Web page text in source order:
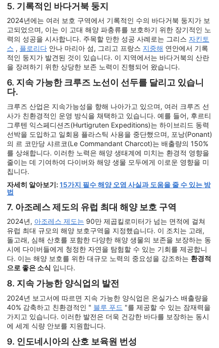
5. 기록적인 바다거북 둥지
2024년에는 여러 보호 구역에서 기록적인 수의 바다거북 둥지가 보
고되었으며, 이는 이 고대 해양 파충류를 보호하기 위한 장기적인 노
력의 성공을 시사합니다. 주목할 만한 성공 사례로는 그리스 자킨토
스 , 플로리다 안나 마리아 섬, 그리고 프랑스 지중해 연안에서 기록
적인 둥지가 발견된 것이 있습니다. 이 지역에서는 바다거북의 산란
을 장려하기 위한 상당한 보존 노력이 진행되어 왔습니다.
6. 지속 가능한 크루즈 노선이 선두를 달리고 있습니
다.
크루즈 산업은 지속가능성을 향해 나아가고 있으며, 여러 크루즈 선
사가 친환경적인 운영 방식을 채택하고 있습니다. 예를 들어, 후르티
그루텐 익스페디션즈(Hurtigruten Expeditions)는 하이브리드 동력
선박을 도입하고 일회용 플라스틱 사용을 중단했으며, 포낭(Ponant)
의 르 코만당 샤르코(Le Commandant Charcot)는 배출량의 150%
를 상쇄합니다. 이러한 노력은 해양 생태계에 미치는 환경적 영향을
줄이는 데 기여하여 다이버와 해양 생물 모두에게 이로운 영향을 미
칩니다.
자세히 알아보기: 15가지 필수 해양 오염 사실과 도움을 줄 수 있는 방
법
7. 아조레스 제도의 유럽 최대 해양 보호 구역
2024년, 아조레스 제도는 90만 제곱킬로미터가 넘는 면적에 걸쳐
유럽 최대 규모의 해양 보호구역을 지정했습니다. 이 조치는 고래,
돌고래, 심해 산호를 포함한 다양한 해양 생물의 보존을 보장하는 동
시에 다이버들에게 청정한 자연을 탐험할 수 있는 기회를 제공합니
다. 이는 해양 보호를 위한 대규모 노력의 중요성을 강조하는 환경적
으로 좋은 소식 입니다.
8. 지속 가능한 양식업의 발전
2024년 보고서에 따르면 지속 가능한 양식업은 온실가스 배출량을
40% 감축하고 친환경적인 " 블루 푸드 "를 제공할 수 있는 잠재력을
가지고 있습니다. 이러한 발전은 더욱 건강한 바다를 보장하는 동시
에 세계 식량 안보를 지원합니다.
9. 인도네시아의 산호 보육원 번성